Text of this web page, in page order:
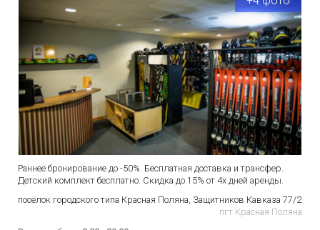
Раннее бронирование до -50%. Бесплатная доставка и трансфер.
Детский комплект бесплатно. Скидка до 15% от 4х дней аренды.
посёлок городского типа Красная Поляна, Защитников Кавказа 77/2
пгт Красная Поляна